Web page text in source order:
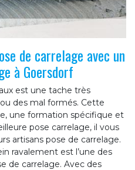
de carrelage avec un
à Goersdorf
est une tache très
des mal formés. Cette
une formation spécifique et
pose carrelage, il vous
artisans pose de carrelage.
ravalement est l’une des
de carrelage. Avec des